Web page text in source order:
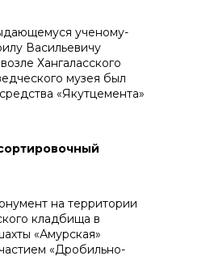
50 50
ученому-
Васильевичу
Хангаласского
музея был
«Якутцемента»
на территории
кладбища в
«Амурская»
«Дробильно-